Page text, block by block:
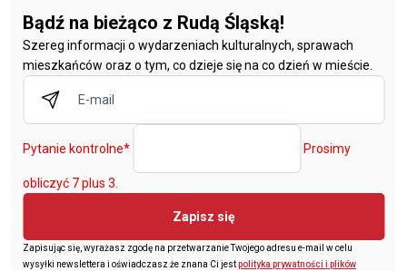
Bądź na bieżąco z Rudą Śląską!
Szereg informacji o wydarzeniach kulturalnych, sprawach
mieszkańców oraz o tym, co dzieje się na co dzień w mieście.
Pytanie kontrolne* Prosimy
obliczyć 7 plus 3.
Zapisz się
Zapisując się, wyrażasz zgodę na przetwarzanie Twojego adresu e-mail w celu
wysyłki newslettera i oświadczasz że znana Ci jestpolityka prywatności i plików